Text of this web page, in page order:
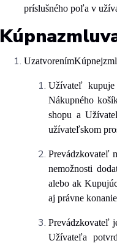
príslušného poľa v
Kúpna
UzatvorenímKúpnej
Užívateľ
Nákupného
shopu a
užívateľskom
Prevádzkovateľ
nemožnosti
alebo ak
aj právne
Prevádzkovateľ
Užívateľa